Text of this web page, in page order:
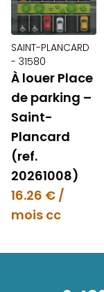
SAINT-PLANCARD
- 31580
À louer Place
de parking –
Saint-
Plancard
(ref.
20261008)
16.26 € /
mois cc